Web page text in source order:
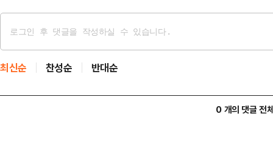
최신순 찬성순 반대순
0 개의 댓글 전